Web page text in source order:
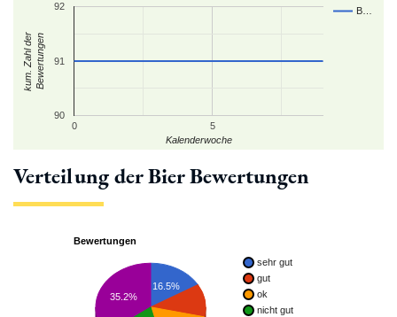
B…
0 5
90
91
92
Kalenderwoche
kum. Zahl derBewertungen
Verteilung der Bier Bewertungen
Bewertungen
sehr gut
gut
ok
nicht gut
16.5%
35.2%